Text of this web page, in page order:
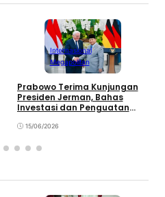
Internasional
Megapolitan
Prabowo Terima Kunjungan
Presiden Jerman, Bahas
Investasi dan Penguatan
15/06/2026